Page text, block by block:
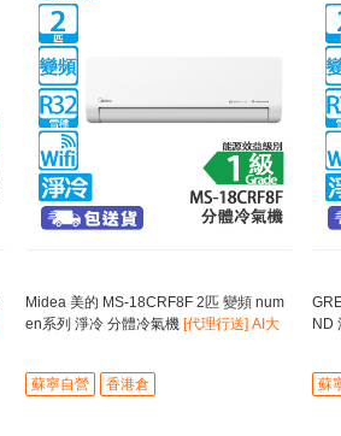
Midea 美的 MS-18CRF8F 2匹 變頻 num
en系列 淨冷 分體冷氣機 [代理行送] AI大
蘇寧自營 香港倉
ND
蘇